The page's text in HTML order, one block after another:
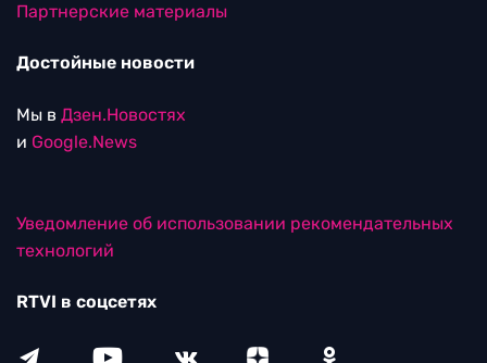
Партнерские материалы
Достойные новости
Мы в Дзен.Новостях
и Google.News
Уведомление об использовании рекомендательных
технологий
RTVI в соцсетях